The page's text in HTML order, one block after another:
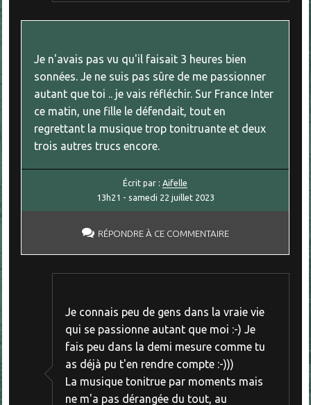
Je n'avais pas vu qu'il faisait 3 heures bien
sonnées. Je ne suis pas sûre de me passionner
autant que toi .. je vais réfléchir. Sur France Inter
ce matin, une fille le défendait, tout en
regrettant la musique trop tonitruante et deux
trois autres trucs encore.
Écrit par :Aifelle
13h21 - samedi 22 juillet 2023
RÉPONDRE À CE COMMENTAIRE
Je connais peu de gens dans la vraie vie
qui se passionne autant que moi :-) Je
fais peu dans la demi mesure comme tu
as déjà pu t'en rendre compte :-)))
La musique tonitrue par moments mais
ne m'a pas dérangée du tout, au